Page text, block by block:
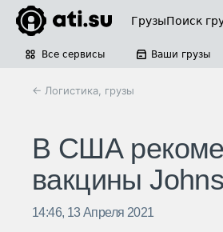
ГрузыПоиск
Все сервисы Ваши грузы
← Логистика, грузы
В США
вакцины
14:46, 13 Апреля 2021